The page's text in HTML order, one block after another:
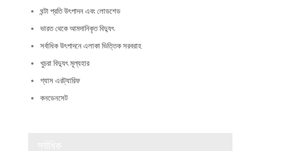
ঘন্টা প্রতি উৎপাদন এবং লোডশেড
ভারত থেকে আমদানিকৃত বিদ্যুৎ
সর্বাধিক উৎপাদনে এলাকা ভিত্তিক সরবরাহ
খুচরা বিদ্যুৎ মূল্যহার
গ্যাস এরট্যারিফ
কনডেনসেট